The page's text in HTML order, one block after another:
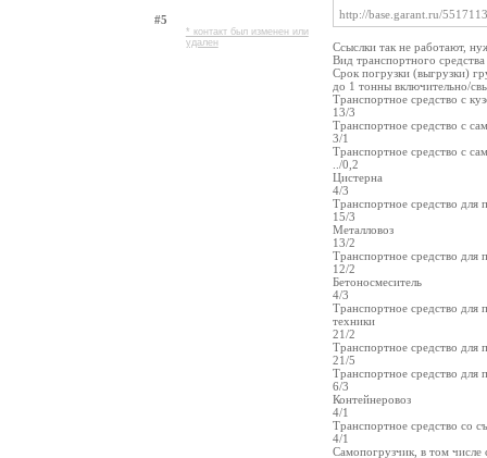
#5
* контакт был изменен или
удален
http://base.garant.ru/
Ссыслки так не работают,
Вид транспортного средства
Срок погрузки (выгрузки)
до 1 тонны включительно/
Транспортное средство с
13/3
Транспортное средство с
3/1
Транспортное средство с
../0,2
Цистерна
4/3
Транспортное средство для
15/3
Металловоз
13/2
Транспортное средство для
12/2
Бетоносмеситель
4/3
Транспортное средство для
техники
21/2
Транспортное средство для
21/5
Транспортное средство для
6/3
Контейнеровоз
4/1
Транспортное средство со
4/1
Самопогрузчик, в том